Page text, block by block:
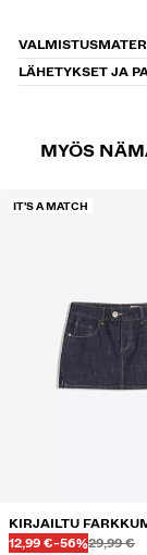
LÄHETYKSET JA
MYÖS
IT'S A MATCH
KIRJAILTU
ALENNETTU HINTA
12,99 €ALENNUS
-56%Ennen
29,99 €
Ennen